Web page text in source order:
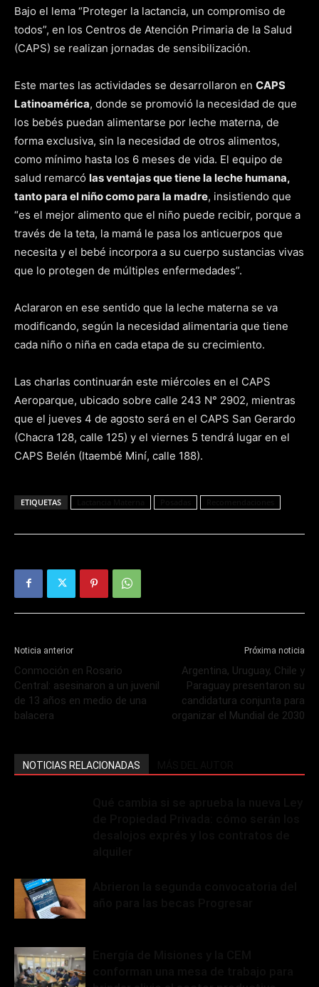
Bajo el lema “Proteger la lactancia, un compromiso de
todos”, en los Centros de Atención Primaria de la Salud
(CAPS) se realizan jornadas de sensibilización.
Este martes las actividades se desarrollaron en CAPS
Latinoamérica, donde se promovió la necesidad de que
los bebés puedan alimentarse por leche materna, de
forma exclusiva, sin la necesidad de otros alimentos,
como mínimo hasta los 6 meses de vida. El equipo de
salud remarcó las ventajas que tiene la leche humana,
tanto para el niño como para la madre, insistiendo que
“es el mejor alimento que el niño puede recibir, porque a
través de la teta, la mamá le pasa los anticuerpos que
necesita y el bebé incorpora a su cuerpo sustancias vivas
que lo protegen de múltiples enfermedades”.
Aclararon en ese sentido que la leche materna se va
modificando, según la necesidad alimentaria que tiene
cada niño o niña en cada etapa de su crecimiento.
Las charlas continuarán este miércoles en el CAPS
Aeroparque, ubicado sobre calle 243 N° 2902, mientras
que el jueves 4 de agosto será en el CAPS San Gerardo
(Chacra 128, calle 125) y el viernes 5 tendrá lugar en el
CAPS Belén (Itaembé Miní, calle 188).
ETIQUETAS
Noticia anterior
Conmoción en Rosario
Central: asesinaron a un juvenil
de 13 años en medio de una
balacera
Próxima noticia
Argentina, Uruguay, Chile y
Paraguay presentaron su
candidatura conjunta para
organizar el Mundial de 2030
NOTICIAS RELACIONADAS